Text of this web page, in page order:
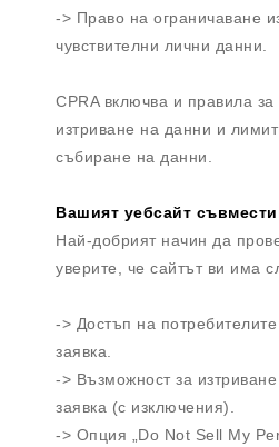
-> Право на ограничаване
чувствителни лични данни.
CPRA включва и правила за
изтриване на данни и
събиране на данни.
Вашият уебсайт
Най-добрият начин да
уверите, че сайтът ви има
-> Достъп на
заявка.
-> Възможност за
заявка (с изключения).
-> Опция „Do Not Sell My